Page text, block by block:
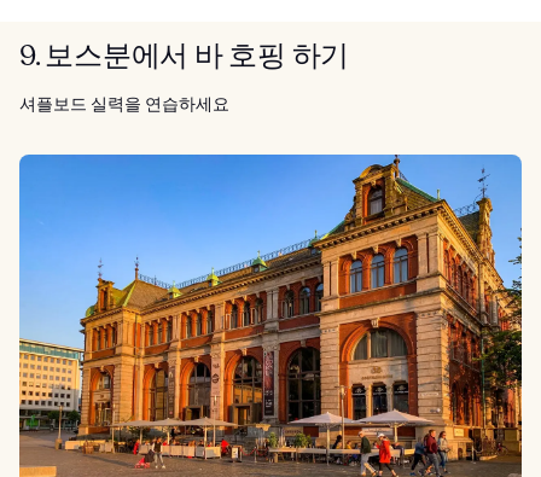
9. 보스분에서 바 호핑 하기
셔플보드 실력을 연습하세요